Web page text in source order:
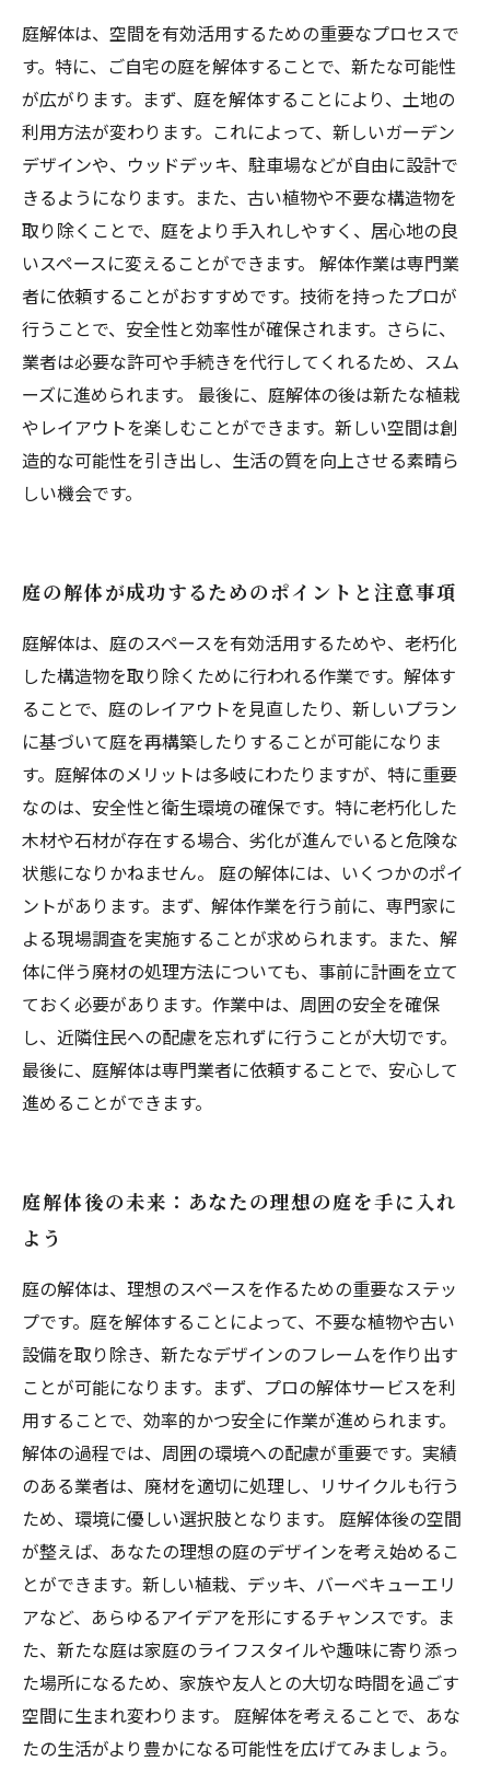
庭解体は、空間を有効活用するための重要なプロセスで
す。特に、ご自宅の庭を解体することで、新たな可能性
が広がります。まず、庭を解体することにより、土地の
利用方法が変わります。これによって、新しいガーデン
デザインや、ウッドデッキ、駐車場などが自由に設計で
きるようになります。また、古い植物や不要な構造物を
取り除くことで、庭をより手入れしやすく、居心地の良
いスペースに変えることができます。 解体作業は専門業
者に依頼することがおすすめです。技術を持ったプロが
行うことで、安全性と効率性が確保されます。さらに、
業者は必要な許可や手続きを代行してくれるため、スム
ーズに進められます。 最後に、庭解体の後は新たな植栽
やレイアウトを楽しむことができます。新しい空間は創
造的な可能性を引き出し、生活の質を向上させる素晴ら
しい機会です。
庭の解体が成功するためのポイントと注意事項
庭解体は、庭のスペースを有効活用するためや、老朽化
した構造物を取り除くために行われる作業です。解体す
ることで、庭のレイアウトを見直したり、新しいプラン
に基づいて庭を再構築したりすることが可能になりま
す。庭解体のメリットは多岐にわたりますが、特に重要
なのは、安全性と衛生環境の確保です。特に老朽化した
木材や石材が存在する場合、劣化が進んでいると危険な
状態になりかねません。 庭の解体には、いくつかのポイ
ントがあります。まず、解体作業を行う前に、専門家に
よる現場調査を実施することが求められます。また、解
体に伴う廃材の処理方法についても、事前に計画を立て
ておく必要があります。作業中は、周囲の安全を確保
し、近隣住民への配慮を忘れずに行うことが大切です。
最後に、庭解体は専門業者に依頼することで、安心して
進めることができます。
庭解体後の未来：あなたの理想の庭を手に入れ
よう
庭の解体は、理想のスペースを作るための重要なステッ
プです。庭を解体することによって、不要な植物や古い
設備を取り除き、新たなデザインのフレームを作り出す
ことが可能になります。まず、プロの解体サービスを利
用することで、効率的かつ安全に作業が進められます。
解体の過程では、周囲の環境への配慮が重要です。実績
のある業者は、廃材を適切に処理し、リサイクルも行う
ため、環境に優しい選択肢となります。 庭解体後の空間
が整えば、あなたの理想の庭のデザインを考え始めるこ
とができます。新しい植栽、デッキ、バーベキューエリ
アなど、あらゆるアイデアを形にするチャンスです。ま
た、新たな庭は家庭のライフスタイルや趣味に寄り添っ
た場所になるため、家族や友人との大切な時間を過ごす
空間に生まれ変わります。 庭解体を考えることで、あな
たの生活がより豊かになる可能性を広げてみましょう。